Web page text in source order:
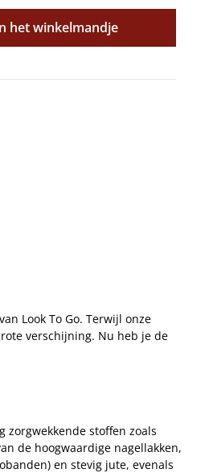
de gewenste
het winkelmandje
Look To Go. Terwijl onze
verschijning. Nu heb je de
zorgwekkende stoffen zoals
de hoogwaardige nagellakken,
en stevig jute, evenals